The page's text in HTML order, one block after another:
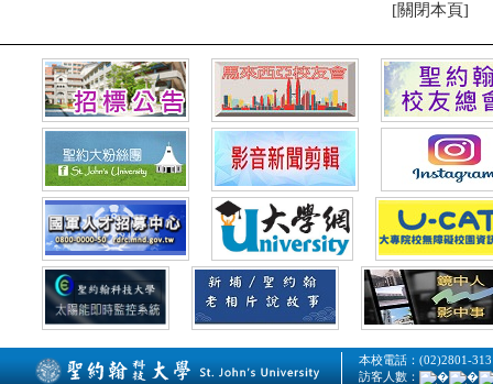
[關閉本頁]
本校電話：(02)2801-
訪客人數：